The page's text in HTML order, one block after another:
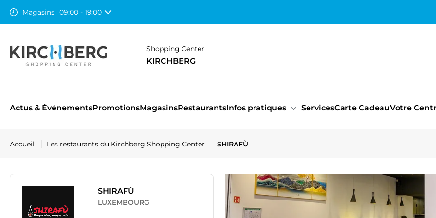
Magasins 09:00 - 19:00
Restaurants 07:30 - 23:00
Shopping Center
KIRCHBERG
Actus & ÉvénementsPromotionsMagasinsRestaurantsInfos pratiques ServicesCarte CadeauVotre
Accueil Les restaurants du Kirchberg Shopping Center SHIRAFÙ
SHIRAFÙ
LUXEMBOURG